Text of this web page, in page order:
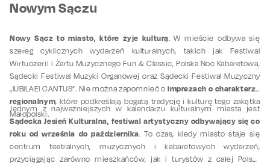
Nowym Sączu
Nowy Sącz to miasto, które żyje kulturą. W mieście odbywa się
szereg cyklicznych wydarzeń kulturalnych, takich jak Festiwal
Wirtuozerii i Żartu Muzycznego Fun & Classic, Polska Noc Kabaretowa,
Sądecki Festiwal Muzyki Organowej oraz Sądecki Festiwal Muzyczny
„IUBILAEI CANTUS”. Nie można zapomnieć o imprezach o charakterze
regionalnym, które podkreślają bogatą tradycję i kulturę tego zakątka
Małopolski.
Jednym z najważniejszych w kalendarzu kulturalnym miasta jest
Sądecka Jesień Kulturalna, festiwal artystyczny odbywający się co
roku od września do października. To czas, kiedy miasto staje się
centrum teatralnych, muzycznych i kabaretowych wydarzeń,
przyciągając zarówno mieszkańców, jak i turystów z całej Polski.